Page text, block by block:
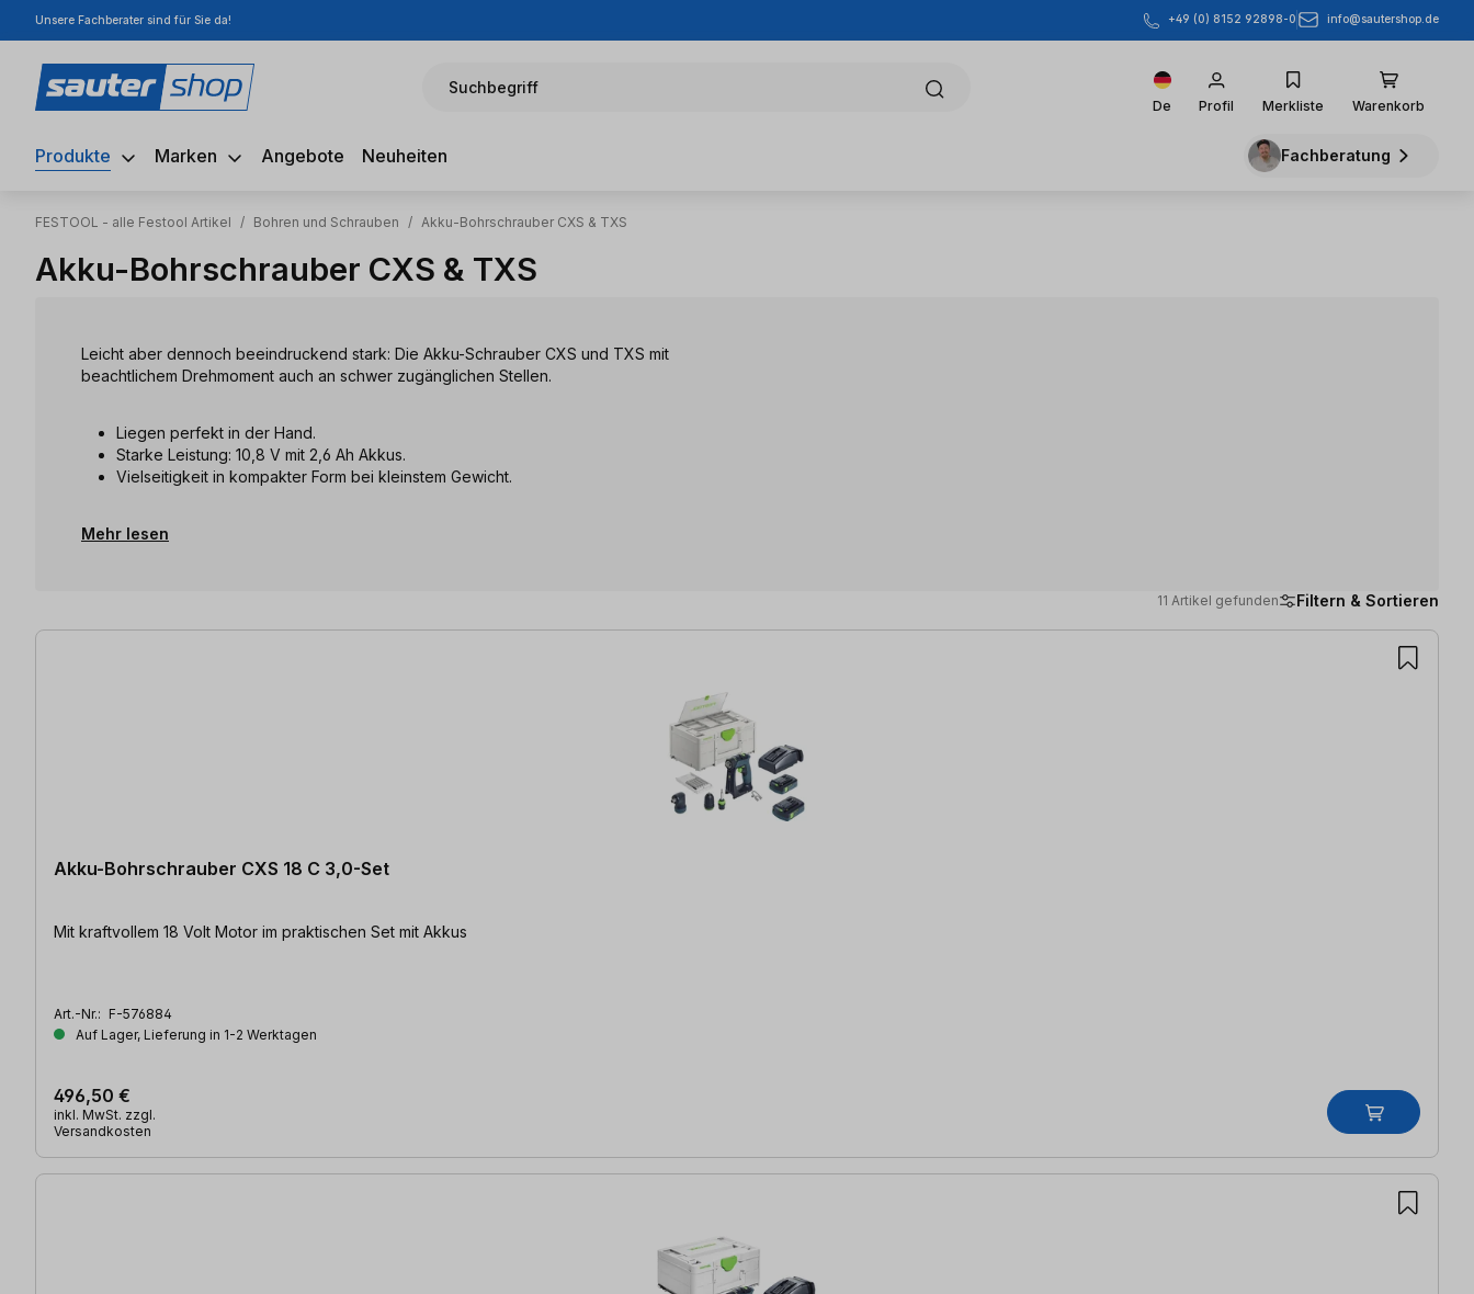
Hauptinhalt springen
Zur Suche springen
Zur Hauptnavigation springen
Unsere Fachberater sind für Sie da! +49 (0) 8152 92898-0 info@sautershop.de
Suchbegriff
De Profil Merkliste Warenkorb
Produkte Marken Angebote Neuheiten Fachberatung
FESTOOL - alle Festool Artikel / Bohren und Schrauben / Akku-Bohrschrauber CXS & TXS
Akku-Bohrschrauber CXS & TXS
Leicht aber dennoch beeindruckend stark: Die Akku-Schrauber CXS und TXS mit
beachtlichem Drehmoment auch an schwer zugänglichen Stellen.
Liegen perfekt in der Hand.
Starke Leistung: 10,8 V mit 2,6 Ah Akkus.
Vielseitigkeit in kompakter Form bei kleinstem Gewicht.
Mehr lesen
11 Artikel gefunden Filtern & Sortieren
11 Artikel gefunden
Akku-Bohrschrauber CXS 18 C 3,0-Set
Mit kraftvollem 18 Volt Motor im praktischen Set mit Akkus
Art.-Nr.: F-576884
Auf Lager, Lieferung in 1-2 Werktagen
496,50 €
inkl. MwSt. zzgl.
Versandkosten